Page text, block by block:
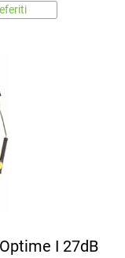
I 27dB